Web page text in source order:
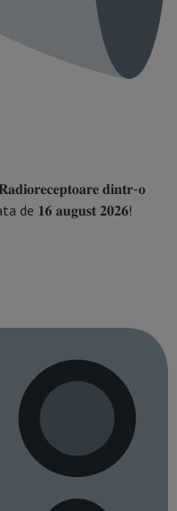
𝐝𝐢𝐧𝐭𝐫-𝐨
de 𝟏𝟔 𝐚𝐮𝐠𝐮𝐬𝐭 𝟐𝟎𝟐𝟔!